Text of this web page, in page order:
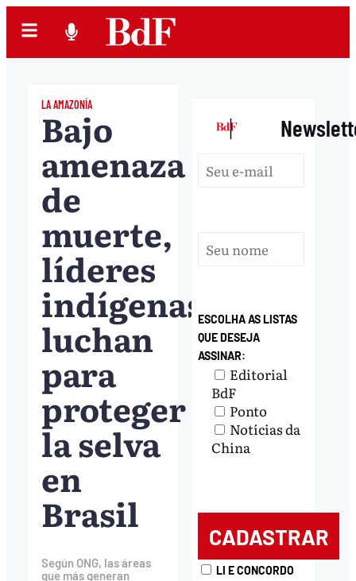
LA AMAZONÍA
Bajo
amenaza
de
muerte,
líderes
indígenas
luchan
para
proteger
la selva
en
Brasil
Según ONG, las áreas
que más generan
|
ESCOLHA AS LISTAS
QUE DESEJA
ASSINAR:
Editorial
BdF
Ponto
Notícias da
China
LI E CONCORDO